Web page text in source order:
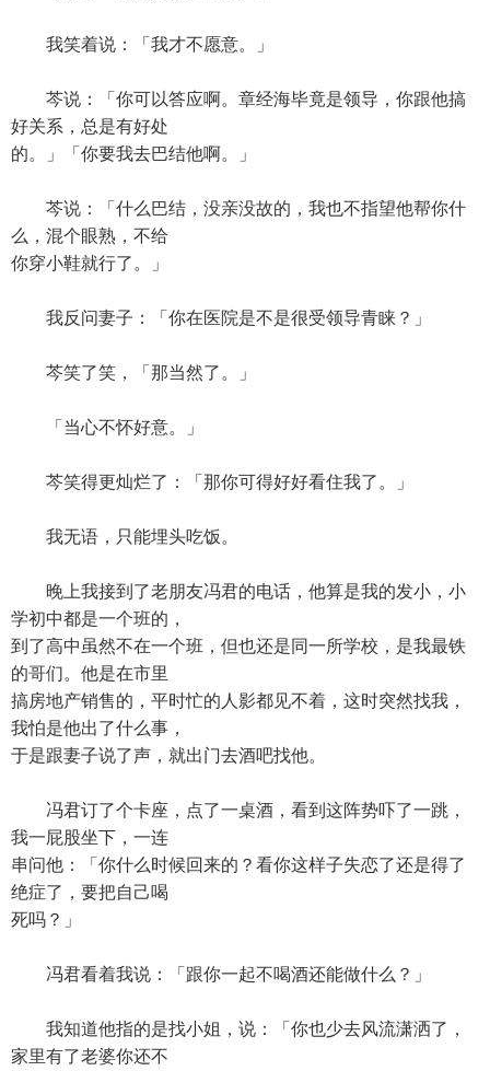
我笑着说：「我才不愿意。」
芩说：「你可以答应啊。章经海毕竟是领导，你跟他搞
好关系，总是有好处
的。」「你要我去巴结他啊。」
芩说：「什么巴结，没亲没故的，我也不指望他帮你什
么，混个眼熟，不给
你穿小鞋就行了。」
我反问妻子：「你在医院是不是很受领导青睐？」
芩笑了笑，「那当然了。」
「当心不怀好意。」
芩笑得更灿烂了：「那你可得好好看住我了。」
我无语，只能埋头吃饭。
晚上我接到了老朋友冯君的电话，他算是我的发小，小
学初中都是一个班的，
到了高中虽然不在一个班，但也还是同一所学校，是我最铁
的哥们。他是在市里
搞房地产销售的，平时忙的人影都见不着，这时突然找我，
我怕是他出了什么事，
于是跟妻子说了声，就出门去酒吧找他。
冯君订了个卡座，点了一桌酒，看到这阵势吓了一跳，
我一屁股坐下，一连
串问他：「你什么时候回来的？看你这样子失恋了还是得了
绝症了，要把自己喝
死吗？」
冯君看着我说：「跟你一起不喝酒还能做什么？」
我知道他指的是找小姐，说：「你也少去风流潇洒了，
家里有了老婆你还不